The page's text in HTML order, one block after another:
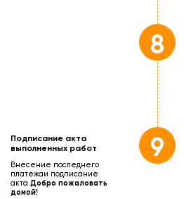
8
Подписание акта
выполненных работ
Внесение последнего
платежаи подписание
акта.Добро пожаловать
домой!
9